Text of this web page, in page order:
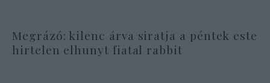
Megrázó: kilenc árva siratja a péntek este
hirtelen elhunyt fiatal rabbit